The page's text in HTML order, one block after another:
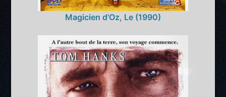
Magicien d'Oz, Le (1990)